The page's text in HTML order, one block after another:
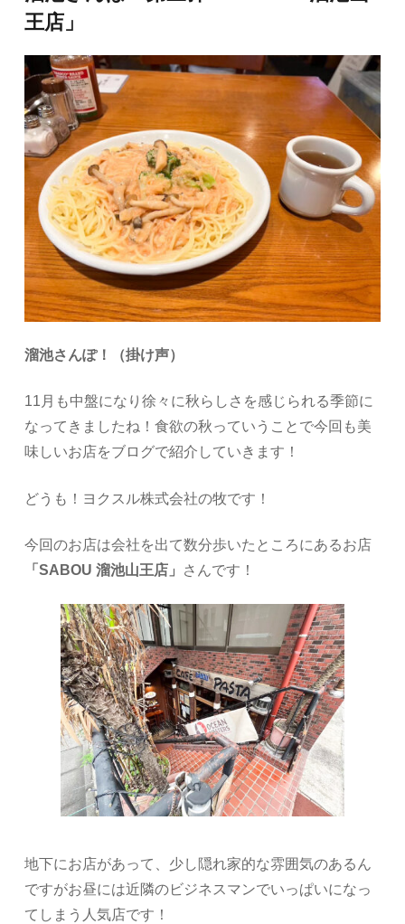
王店」
溜池さんぽ！（掛け声）
11月も中盤になり徐々に秋らしさを感じられる季節に
なってきましたね！食欲の秋っていうことで今回も美
味しいお店をブログで紹介していきます！
どうも！ヨクスル株式会社の牧です！
今回のお店は会社を出て数分歩いたところにあるお店
「SABOU 溜池山王店」 さんです！
地下にお店があって、少し隠れ家的な雰囲気のあるん
ですがお昼には近隣のビジネスマンでいっぱいになっ
てしまう人気店です！